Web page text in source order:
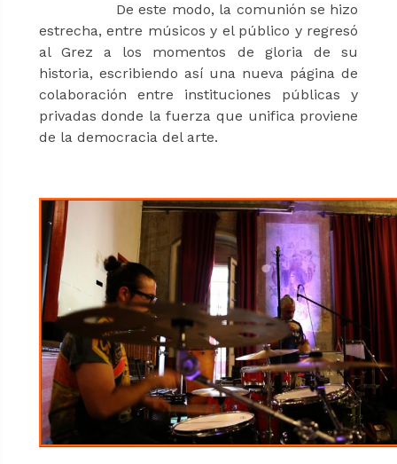
De este modo, la comunión se hizo
estrecha, entre músicos y el público y regresó
al Grez a los momentos de gloria de su
historia, escribiendo así una nueva página de
colaboración entre instituciones públicas y
privadas donde la fuerza que unifica proviene
de la democracia del arte.